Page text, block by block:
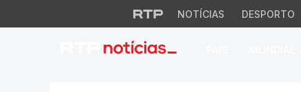
NOTÍCIAS DESPORTO